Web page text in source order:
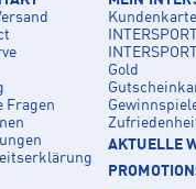
Fragen
Gold
AKTUELLE